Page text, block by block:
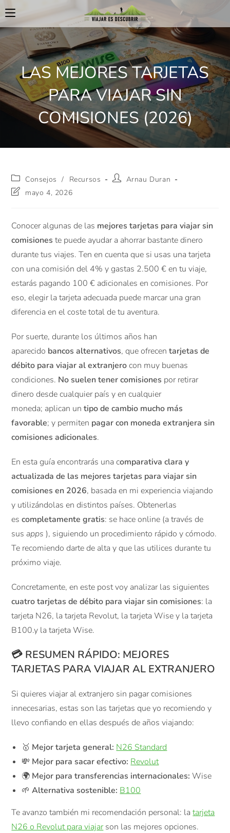
LAS MEJORES TARJETAS
PARA VIAJAR SIN
COMISIONES (2026)
Consejos / Recursos
Arnau Duran
mayo 4, 2026
Conocer algunas de las mejores tarjetas para viajar sin
comisiones te puede ayudar a ahorrar bastante dinero
durante tus viajes. Ten en cuenta que si usas una tarjeta
con una comisión del 4% y gastas 2.500 € en tu viaje,
estarás pagando 100 € adicionales en comisiones. Por
eso, elegir la tarjeta adecuada puede marcar una gran
diferencia en el coste total de tu aventura.
Por suerte, durante los últimos años han
aparecido bancos alternativos, que ofrecentarjetas de
débito para viajar al extranjerocon muy buenas
condiciones. No suelen tener comisiones por retirar
dinero desde cualquier país y en cualquier
moneda; aplican untipo de cambio mucho más
favorable; y permiten pagar con moneda extranjera sin
comisiones adicionales.
En esta guía encontrarás una comparativa clara y
actualizada de las mejores tarjetas para viajar sin
comisiones en 2026, basada en mi experiencia viajando
y utilizándolas en distintos países. Obtenerlas
escompletamente gratis: se hace online (a través de
susapps ), siguiendo un procedimiento rápido y cómodo.
Te recomiendo darte de alta y que las utilices durante tu
próximo viaje.
Concretamente, en este post voy analizar las siguientes
cuatro tarjetas de débito para viajar sin comisiones: la
tarjeta N26, la tarjeta Revolut, la tarjeta Wise y la tarjeta
B100.y la tarjeta Wise.
💳 RESUMEN RÁPIDO: MEJORES
TARJETAS PARA VIAJAR AL EXTRANJERO
Si quieres viajar al extranjero sin pagar comisiones
innecesarias, estas son las tarjetas que yo recomiendo y
llevo confiando en ellas después de años viajando:
🥇 Mejor tarjeta general: N26 Standard
💸 Mejor para sacar efectivo: Revolut
🌍 Mejor para transferencias internacionales: Wise
🌱Alternativa sostenible: B100
Te avanzo también mi recomendación personal: latarjeta
N26 o Revolut para viajarson las mejores opciones.